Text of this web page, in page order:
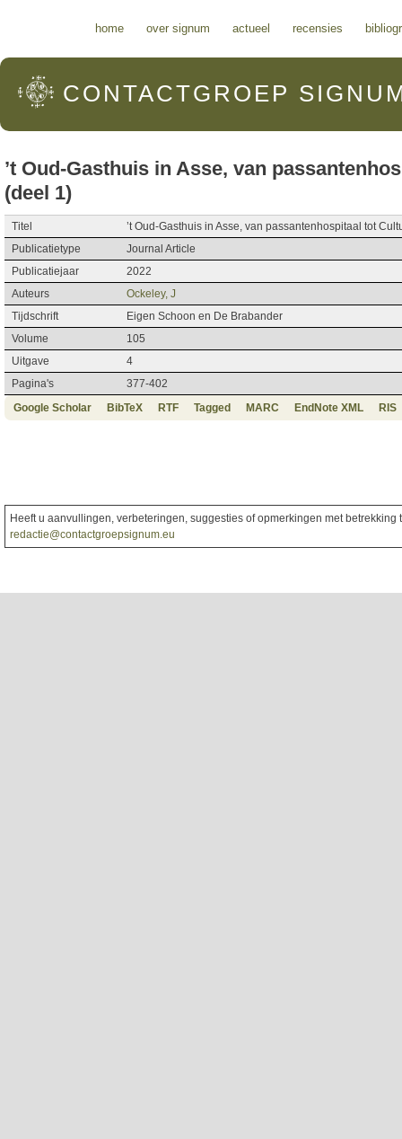
home over signum actueel recensies
CONTACTGROEP
’t Oud-Gasthuis in Asse, van
(deel 1)
Titel
’t Oud-Gasthuis in Asse, van passantenhospitaal tot
Publicatietype
Journal Article
Publicatiejaar
2022
Auteurs
Ockeley, J
Tijdschrift
Eigen Schoon en De Brabander
Volume
105
Uitgave
4
Pagina's
377-402
Google Scholar
BibTeX RTF Tagged MARC EndNote XML RIS
Heeft u aanvullingen, verbeteringen, suggesties of opmerkingen met
redactie@contactgroepsignum.eu